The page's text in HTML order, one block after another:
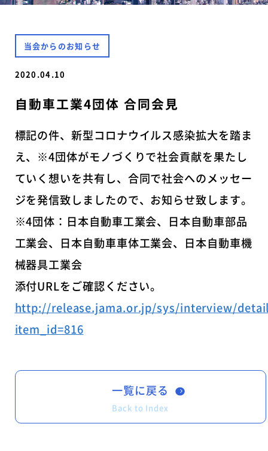
当会からのお知らせ
2020.04.10
自動車工業4団体 合同会見
標記の件、新型コロナウイルス感染拡大を踏ま
え、※4団体がモノづくりで社会貢献を果たし
ていく想いを共有し、合同で社会へのメッセー
ジを発信致しましたので、お知らせ致します。
※4団体：日本自動車工業会、日本自動車部品
工業会、日本自動車車体工業会、日本自動車機
械器具工業会
添付URLをご確認ください。
http://release.jama.or.jp/sys/interview/
item_id=816
一覧に戻る
Back to Index